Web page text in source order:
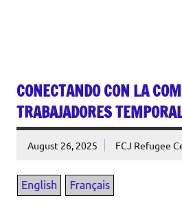
CONECTANDO CON LA
TRABAJADORES
August 26, 2025 FCJ Refugee